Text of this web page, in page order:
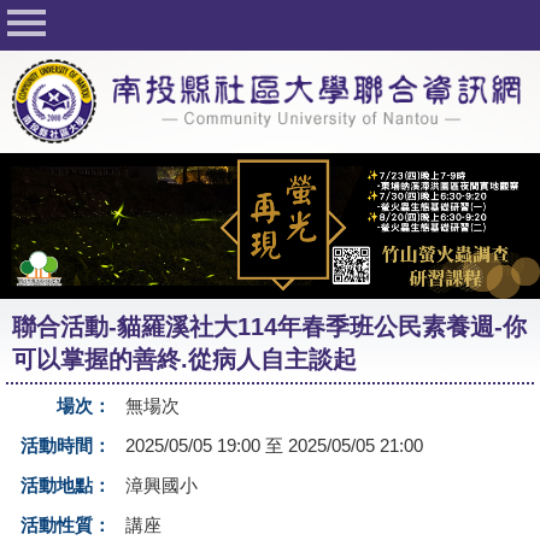
回首頁
關於社大
公佈欄
行事曆
最新活動
活動花絮
課程一覽表
志工與社團
社大學習Q&A
友站連結
網路選課
聯合活動-貓羅溪社大114年春季班公民素養週-你
可以掌握的善終.從病人自主談起
場次：
無場次
活動時間：
2025/05/05 19:00 至 2025/05/05 21:00
活動地點：
漳興國小
活動性質：
講座